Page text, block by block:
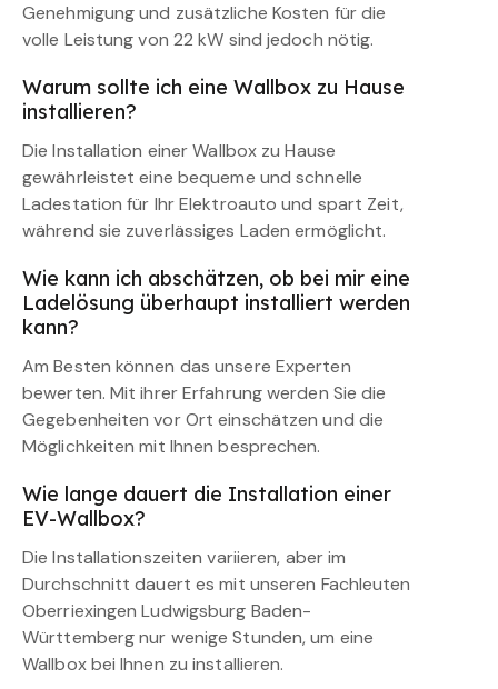
Genehmigung und zusätzliche Kosten für die
volle Leistung von 22 kW sind jedoch nötig.
Warum sollte ich eine Wallbox zu Hause
installieren?
Die Installation einer Wallbox zu Hause
gewährleistet eine bequeme und schnelle
Ladestation für Ihr Elektroauto und spart Zeit,
während sie zuverlässiges Laden ermöglicht.
Wie kann ich abschätzen, ob bei mir eine
Ladelösung überhaupt installiert werden
kann?
Am Besten können das unsere Experten
bewerten. Mit ihrer Erfahrung werden Sie die
Gegebenheiten vor Ort einschätzen und die
Möglichkeiten mit Ihnen besprechen.
Wie lange dauert die Installation einer
EV-Wallbox?
Die Installationszeiten variieren, aber im
Durchschnitt dauert es mit unseren Fachleuten
Oberriexingen Ludwigsburg Baden-
Württemberg nur wenige Stunden, um eine
Wallbox bei Ihnen zu installieren.